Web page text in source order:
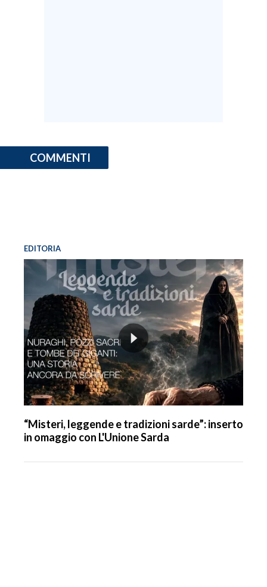
COMMENTI
EDITORIA
“Misteri, leggende e tradizioni sarde”: inserto
in omaggio con L'Unione Sarda